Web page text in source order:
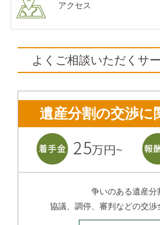
アクセス
よくご相談いただくサ
遺産分割の交渉に
争いのある遺産分
協議、調停、審判などの交渉